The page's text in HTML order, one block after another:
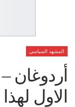
المشهد السياسي
أردوغان
الاول